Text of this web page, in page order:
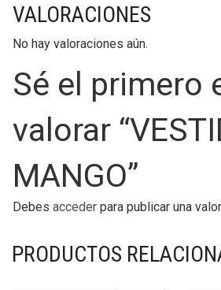
VALORACIONES
No hay valoraciones aún.
Sé el primero
valorar
MANGO”
Debes acceder para publicar una
PRODUCTOS